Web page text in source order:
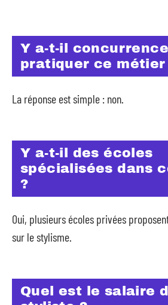
Y a-t-il
pratiquer ce métier
La réponse est simple : non.
Y a-t-il des écoles
spécialisées dans
?
Oui, plusieurs écoles privées
sur le stylisme.
Quel est le salaire